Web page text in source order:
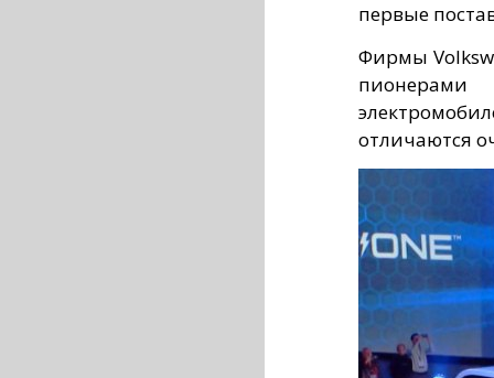
первые
Фирмы
пионерами
отличаются